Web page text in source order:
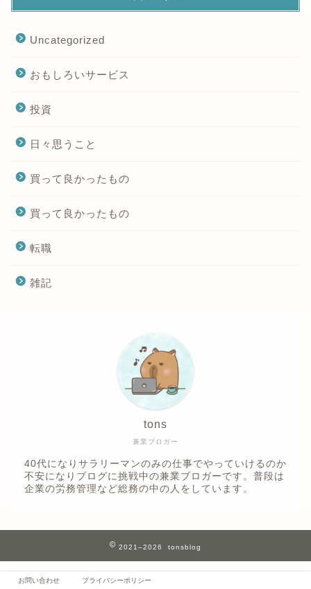
Uncategorized
おもしろいサービス
投資
日々思うこと
買って良かったもの
買って良かったもの
転職
雑記
兼業ブロガー
tons
40代になりサラリーマンのみの仕事でやっていけるのか
不安になりブログに挑戦中の兼業ブロガーです。普段は
企業の労務管理など総務の中の人をしています。
2021–2026 tonsblog
お問い合わせ プライバシーポリシー